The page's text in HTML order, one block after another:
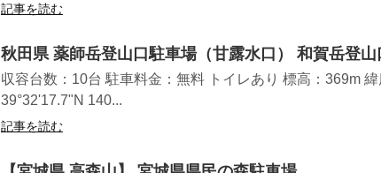
記事を読む
秋田県 薬師岳登山口駐車場（甘露水口） 和賀岳登山
収容台数：10台 駐車料金：無料 トイレあり 標高：369m 緯
39°32'17.7"N 140...
記事を読む